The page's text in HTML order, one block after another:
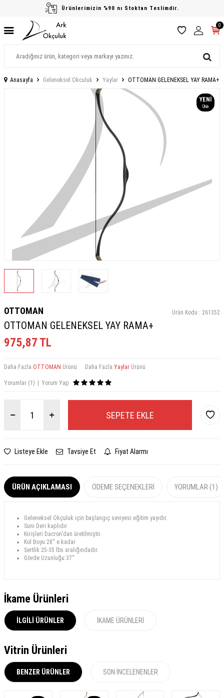
Ürünlerimizin %90 nı Stoktan Teslimdir.
0
Anasayfa Geleneksel Okculuk Yaylar OTTOMAN GELENEKSEL YAY RAMA+
YENI
Ürün
OTTOMAN Ürün Kodu : 261352
OTTOMAN GELENEKSEL YAY RAMA+
975,87 TL
Daha Fazla OTTOMAN Ürünü Daha Fazla Yaylar Ürünü
Yorumlar (1) Yorum Yap
SEPETE EKLE
Listeye Ekle Tavsiye Et Fiyat Alarmı
ÜRÜN AÇIKLAMASI ÖDEME SEÇENEKLERI YORUMLAR (1)
Geleneksel Okçuluk için başlangıç seviyesi eğitim yayıdır.
Suni Deri kaplıdır.
Kirişleri Dacron'dan üretilmiştir.
Kol Boyu:28'' e kadar
Sertlik:25-35 lbs aralığındadır.
Gövde Uzunluğu:37''
İkame Ürünleri
İLGILI ÜRÜNLER İKAME ÜRÜNLERI
Vitrin Ürünleri
BENZER ÜRÜNLER SON İNCELENENLER